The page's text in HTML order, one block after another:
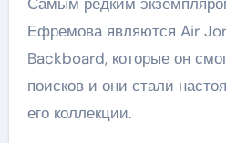
Ефремова являются Air
Backboard, которые он
поисков и они стали
его коллекции.